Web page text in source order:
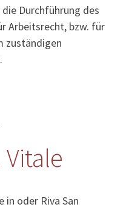
Durchführung des
Arbeitsrecht, bzw. für
zuständigen
in oder Riva San